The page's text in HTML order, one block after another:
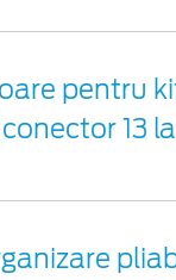
pentru
13